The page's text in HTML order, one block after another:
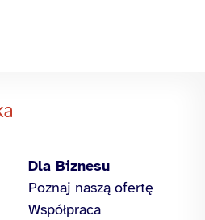
Dla Biznesu
Poznaj naszą ofertę
Współpraca